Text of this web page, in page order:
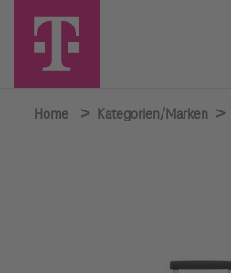
Home > Kategorien/Marken >